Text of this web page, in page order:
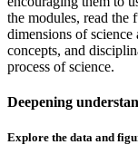
the modules, read the
dimensions of science
concepts, and
process of science.
Deepening
Explore the data and